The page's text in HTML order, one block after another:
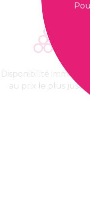
Disponibilité immédiate,
au prix le plus juste